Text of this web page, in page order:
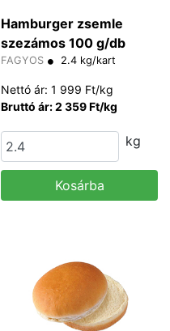
Hamburger zsemle
szezámos 100 g/db
FAGYOS 2.4 kg/kart
Nettó ár: 1 999 Ft/kg
Bruttó ár: 2 359 Ft/kg
kg
Kosárba